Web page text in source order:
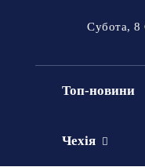
Субота, 8
Топ-новини
Чехія